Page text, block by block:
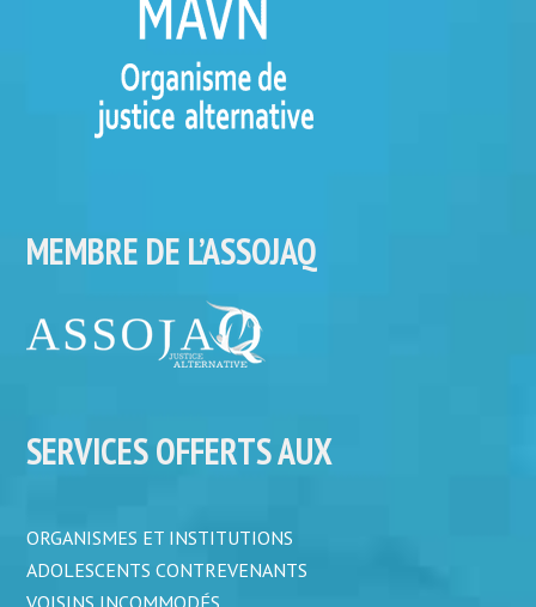
MEMBRE DE L’ASSOJAQ
SERVICES OFFERTS AUX
ORGANISMES ET INSTITUTIONS
ADOLESCENTS CONTREVENANTS
VOISINS INCOMMODÉS